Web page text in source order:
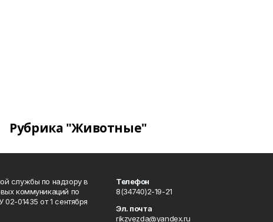
Рубрика "Животные"
службы по надзору в
коммуникаций по
01435 от 1 сентября
Телефон
8(34740)2-19-21
Эл. почта
rikzvezda@yandex.ru